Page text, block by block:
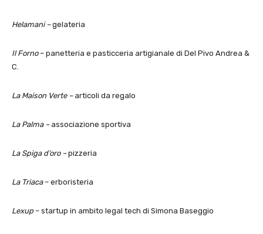
Helamani –gelateria
Il Forno– panetteria e pasticceria artigianale di Del Pivo Andrea &
C.
La Maison Verte –articoli da regalo
La Palma –associazione sportiva
La Spiga d’oro –pizzeria
La Triaca– erboristeria
Lexup – startup in ambito legal tech di Simona Baseggio